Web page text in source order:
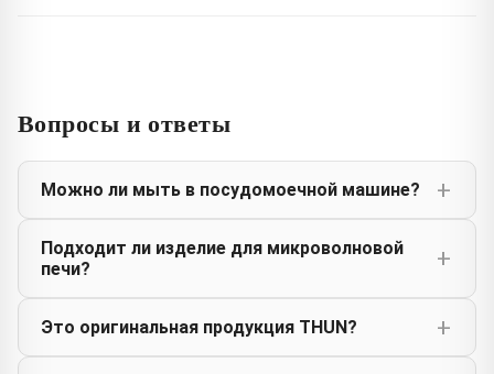
Вопросы и ответы
Можно ли мыть в посудомоечной машине?
Подходит ли изделие для микроволновой
печи?
Это оригинальная продукция THUN?